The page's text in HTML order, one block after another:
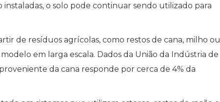
instaladas, o solo pode continuar sendo utilizado para
de resíduos agrícolas, como restos de cana, milho ou
em larga escala. Dados da União da Indústria de
da cana responde por cerca de 4% da